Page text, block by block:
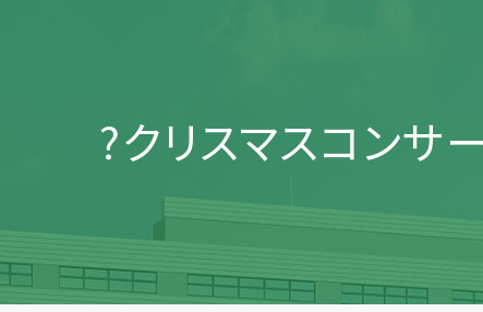
?クリスマスコン